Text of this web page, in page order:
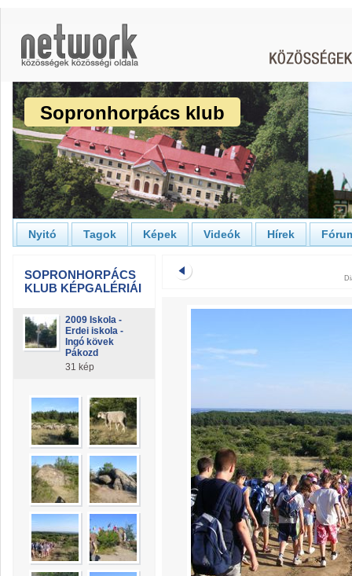
Sopronhorpács klub
Nyitó Tagok Képek Videók Hírek
SOPRONHORPÁCS
KLUB KÉPGALÉRIÁI
2009 Iskola -
Erdei iskola -
Ingó kövek
Pákozd
31 kép